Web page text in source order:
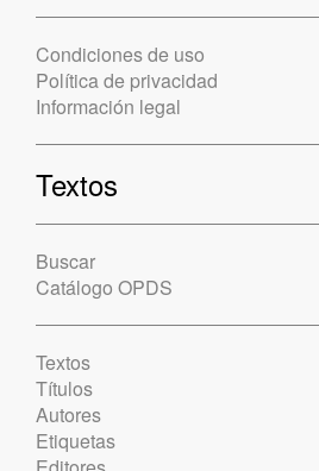
Condiciones de uso
Política de privacidad
Información legal
Textos
Buscar
Catálogo OPDS
Textos
Títulos
Autores
Etiquetas